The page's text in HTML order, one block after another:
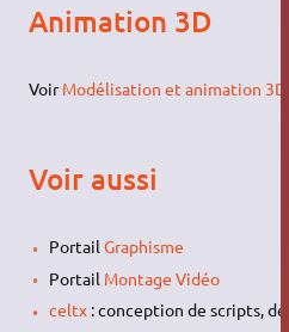
Animation 3D
VoirModélisation et animation 3D
Voir aussi
Portail Graphisme
Portail Montage Vidéo
celtx: conception de scripts, de